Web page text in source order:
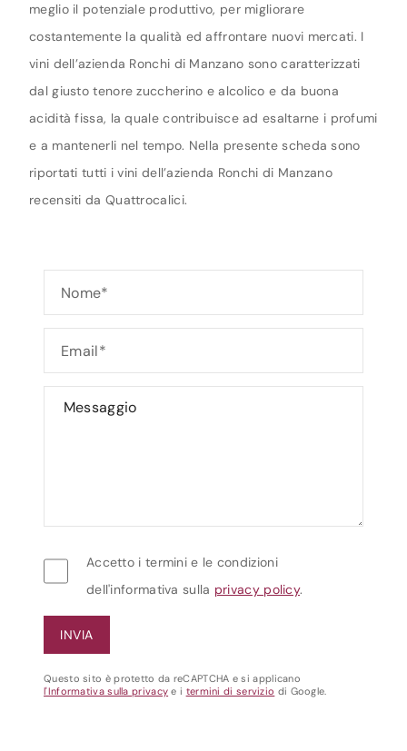
meglio il potenziale produttivo, per migliorare
costantemente la qualità ed affrontare nuovi mercati. I
vini dell’azienda Ronchi di Manzano sono caratterizzati
dal giusto tenore zuccherino e alcolico e da buona
acidità fissa, la quale contribuisce ad esaltarne i profumi
e a mantenerli nel tempo. Nella presente scheda sono
riportati tutti i vini dell’azienda Ronchi di Manzano
recensiti da Quattrocalici.
Accetto i termini e le condizioni
dell'informativa sulla privacy policy.
Questo sito è protetto da reCAPTCHA e si applicano
l'Informativa sulla privacy e i termini di servizio di Google.